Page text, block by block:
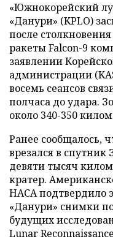
«Южнокорейский
«Данури» (KPLO)
после
ракеты Falcon-9
заявлении
администрации
восемь сеансов
полчаса до удара.
около 340-350
Ранее сообщалось,
врезался в спутник
девяти тысяч
кратер.
НАСА подтвердило
«Данури» снимки
будущих
Lunar